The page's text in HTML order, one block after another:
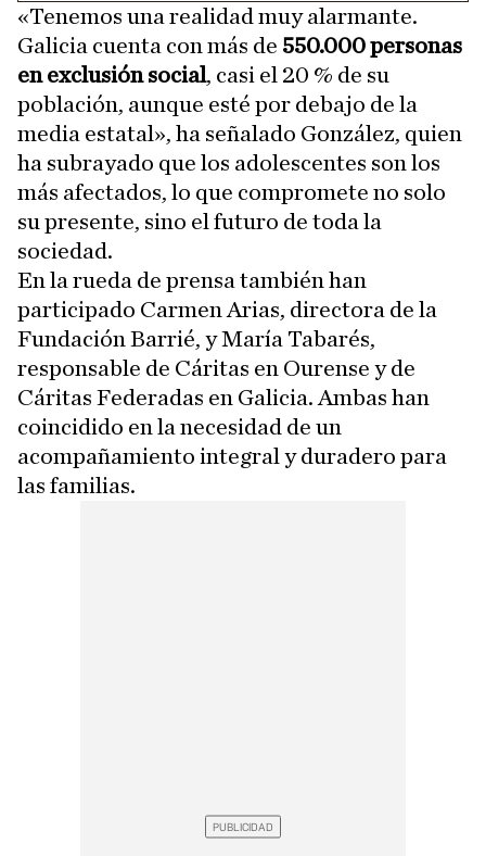
«Tenemos una realidad muy alarmante.
Galicia cuenta con más de 550.000 personas
en exclusión social, casi el 20 % de su
población, aunque esté por debajo de la
media estatal», ha señalado González, quien
ha subrayado que los adolescentes son los
más afectados, lo que compromete no solo
su presente, sino el futuro de toda la
sociedad.
En la rueda de prensa también han
participado Carmen Arias, directora de la
Fundación Barrié, y María Tabarés,
responsable de Cáritas en Ourense y de
Cáritas Federadas en Galicia. Ambas han
coincidido en la necesidad de un
acompañamiento integral y duradero para
las familias.